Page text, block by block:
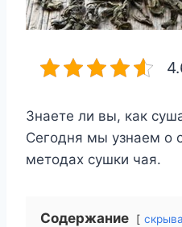
Знаете ли вы, как
Сегодня мы узнаем о
методах сушки чая.
Содержание